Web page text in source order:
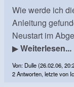
Wie werde ich
Anleitung
Neustart im
▶Weiterlesen...
Von: Dulle (26.02.06,
2 Antworten, letzte von